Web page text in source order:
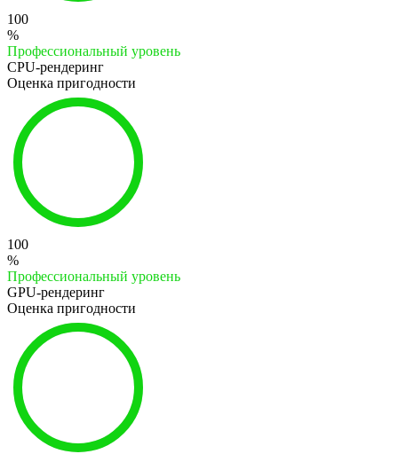
100
%
Профессиональный уровень
CPU-рендеринг
Оценка пригодности
100
%
Профессиональный уровень
GPU-рендеринг
Оценка пригодности